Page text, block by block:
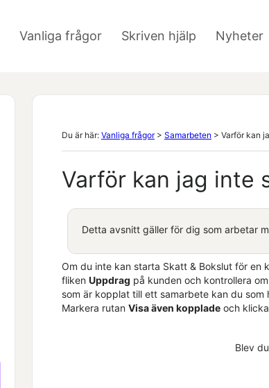
Vanliga frågor Skriven hjälp Nyheter
Du är här: Vanliga frågor> Samarbeten > Varför kan
Varför kan jag inte
Detta avsnitt gäller för dig som arbetar
Om du inte kan starta Skatt & Bokslut för en
fliken Uppdrag på kunden och kontrollera
som är kopplat till ett samarbete kan du
Markera rutan Visa även kopplade och
Blev